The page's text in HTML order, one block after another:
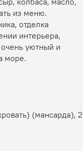
из меню.
отделка
интерьера,
уютный и
море.
(мансарда), 2